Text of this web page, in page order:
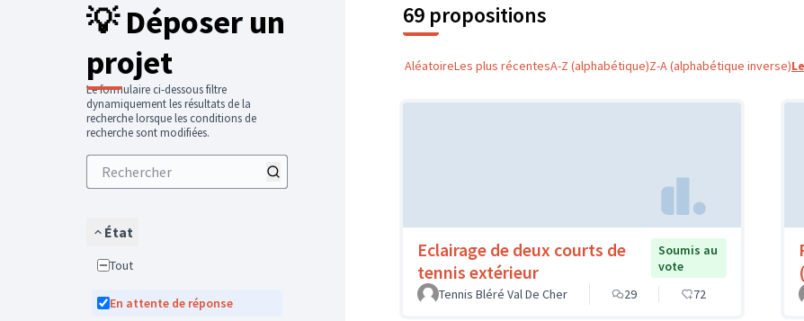
💡 Déposer un
projet
Le formulaire ci-dessous filtre
dynamiquement les résultats de la
recherche lorsque les conditions de
recherche sont modifiées.
État
Tout
En attente de réponse
69 propositions
AléatoireLes plus récentesA-Z (alphabétique)Z-A (alphabétique inverse)
Eclairage de deux courts de
tennis extérieur
Soumis au
vote
Tennis Bléré Val De Cher
29 72